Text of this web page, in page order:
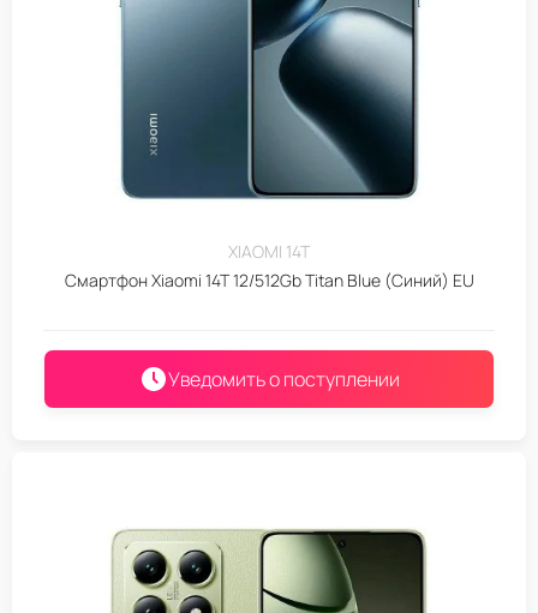
XIAOMI 14T
Смартфон Xiaomi 14T 12/512Gb Titan Blue (Синий) EU
Уведомить о поступлении